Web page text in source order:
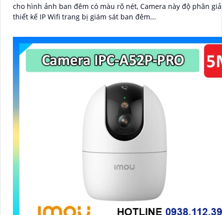
cho hình ảnh ban đêm có màu rõ nét, Camera này độ phân
thiết kế IP Wifi trang bị giám sát ban đêm...